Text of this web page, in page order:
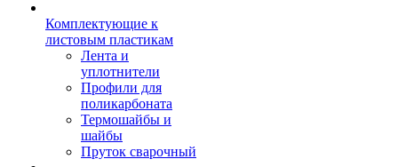
Комплектующие к
листовым пластикам
Лента и
уплотнители
Профили для
поликарбоната
Термошайбы и
шайбы
Пруток сварочный